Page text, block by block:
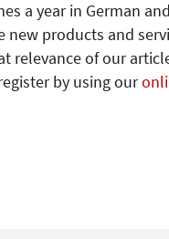
a year in German
products and
relevance of our
by using our